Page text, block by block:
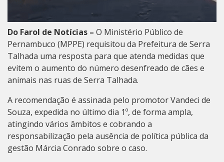
Do Farol de Notícias – O Ministério Público de
Pernambuco (MPPE) requisitou da Prefeitura de Serra
Talhada uma resposta para que atenda medidas que
evitem o aumento do número desenfreado de cães e
animais nas ruas de Serra Talhada.
A recomendação é assinada pelo promotor Vandeci de
Souza, expedida no último dia 1º, de forma ampla,
atingindo vários âmbitos e cobrando a
responsabilização pela ausência de política pública da
gestão Márcia Conrado sobre o caso.